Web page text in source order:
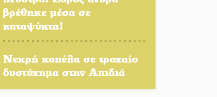
Πολιτισμός και παράδοση
δίνουν ραντεβού στην
Η Σοχά ετοιμάζεται για ένα
δυναμικό καλοκαιρινό party
βρέθηκε μέσα σε
καταψύκτη!
Νεκρή κοπέλα σε τροχαίο
δυστύχημα στην Απιδιά